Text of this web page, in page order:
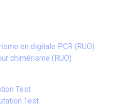
en digitale PCR (RUO)
chimérisme (RUO)
Test
Test